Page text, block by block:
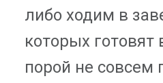
либо ходим в
которых готовят
порой не совсем